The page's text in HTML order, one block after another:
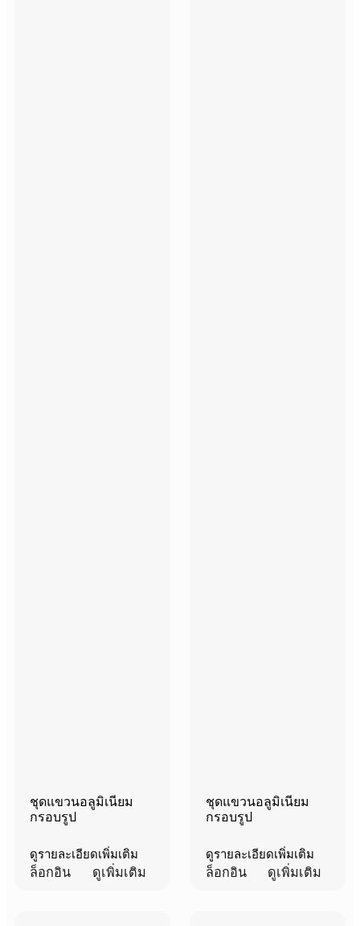
ชุดแขวนอลูมิเนียม
กรอบรูป
ดูรายละเอียดเพิ่มเติม
ล็อกอิน ดูเพิ่มเติม
ชุดแขวนอลูมิเนียม
กรอบรูป
ดูรายละเอียดเพิ่มเติม
ล็อกอิน ดูเพิ่มเติม